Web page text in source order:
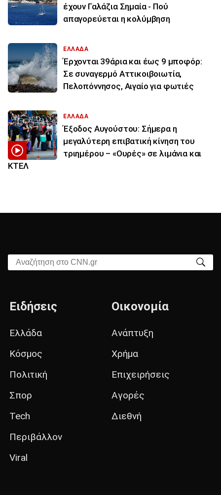
έχουν Γαλάζια Σημαία - Πού
απαγορεύεται η κολύμβηση
ΕΛΛΑΔΑ
Έρχονται 39άρια και έως 9 μποφόρ:
Σε συναγερμό Αττικοιβοιωτία,
Πελοπόννησος, Αιγαίο για φωτιές
ΕΛΛΑΔΑ
Έξοδος Αυγούστου: Σήμερα η
μεγαλύτερη επιβατική κίνηση του
τριημέρου – «Ουρές» σε λιμάνια και
ΚΤΕΛ
Αναζήτηση στο CNN.gr
Ειδήσεις
Ελλάδα
Κόσμος
Πολιτική
Σπορ
Tech
Περιβάλλον
Viral
Οικονομία
Ανάπτυξη
Χρήμα
Επιχειρήσεις
Αγορές
Διεθνή